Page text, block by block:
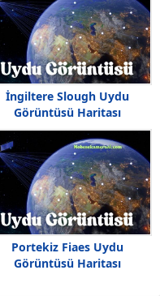
İngiltere Slough Uydu
Görüntüsü Haritası
Portekiz Fiaes Uydu
Görüntüsü Haritası